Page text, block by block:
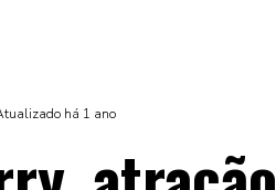
há 1 ano